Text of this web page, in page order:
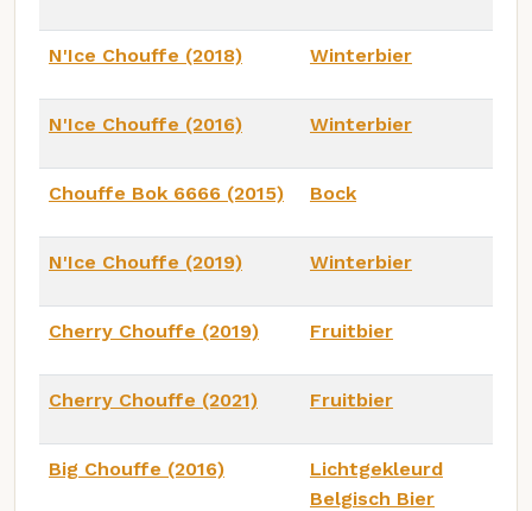
N'Ice Chouffe (2018) Winterbier
N'Ice Chouffe (2016) Winterbier
Chouffe Bok 6666 (2015) Bock
N'Ice Chouffe (2019) Winterbier
Cherry Chouffe (2019) Fruitbier
Cherry Chouffe (2021) Fruitbier
Big Chouffe (2016)
Lichtgekleurd
Belgisch Bier